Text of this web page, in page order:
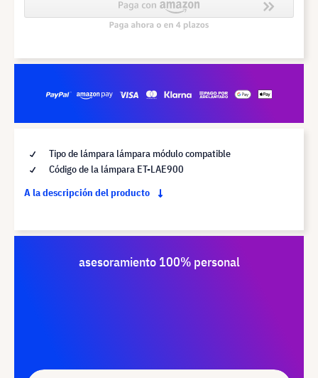
Tipo de lámpara lámpara módulo compatible
Código de la lámpara ET-LAE900
A la descripción del producto
asesoramiento 100% personal